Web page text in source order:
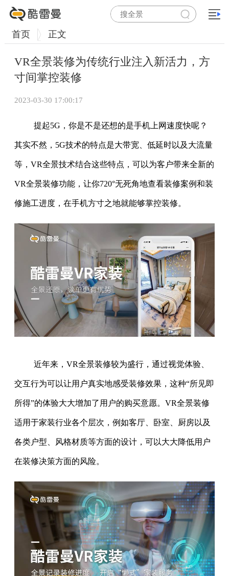
首页 正文
VR全景装修为传统行业注入新活力，方
寸间掌控装修
2023-03-30 17:00:17
提起5G，你是不是还想的是手机上网速度快呢？
其实不然，5G技术的特点是大带宽、低延时以及大流量
等，VR全景技术结合这些特点，可以为客户带来全新的
VR全景装修功能，让你720°无死角地查看装修案例和装
修施工进度，在手机方寸之地就能够掌控装修。
近年来，VR全景装修较为盛行，通过视觉体验、
交互行为可以让用户真实地感受装修效果，这种“所见即
所得”的体验大大增加了用户的购买意愿。VR全景装修
适用于家装行业各个层次，例如客厅、卧室、厨房以及
各类户型、风格材质等方面的设计，可以大大降低用户
在装修决策方面的风险。